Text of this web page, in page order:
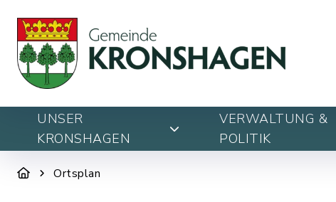
UNSER
KRONSHAGEN
VERWALTUNG &
POLITIK
Ortsplan